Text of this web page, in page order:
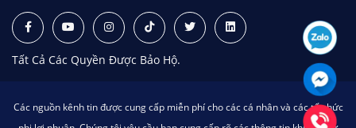
Tất Cả Các Quyền Được Bảo Hộ.
Các nguồn kênh tin được cung cấp miễn phí cho các cá nhân và các tổ chức